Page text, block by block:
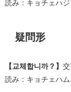
読み：キョチェハジ
疑問形
【교체합니까？】 交
読み：キョチェハム